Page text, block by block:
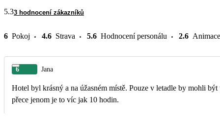
5.33 hodnocení zákazníků
6 Pokoj 4.6 Strava 5.6 Hodnocení personálu 2.6 Animace
6 Jana
Hotel byl krásný a na úžasném místě. Pouze v letadle by mohli
přece jenom je to víc jak 10 hodin.